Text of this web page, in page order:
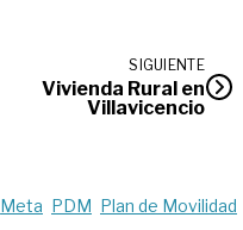
SIGUIENTE
Vivienda Rural en
Villavicencio
Meta PDM Plan de Movilidad